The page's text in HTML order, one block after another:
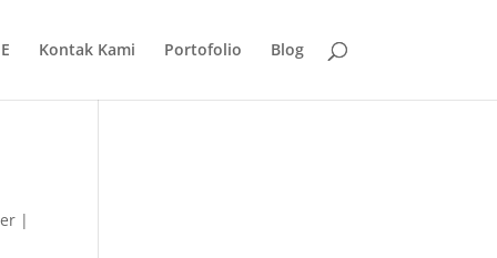
Kontak Kami Portofolio Blog
|